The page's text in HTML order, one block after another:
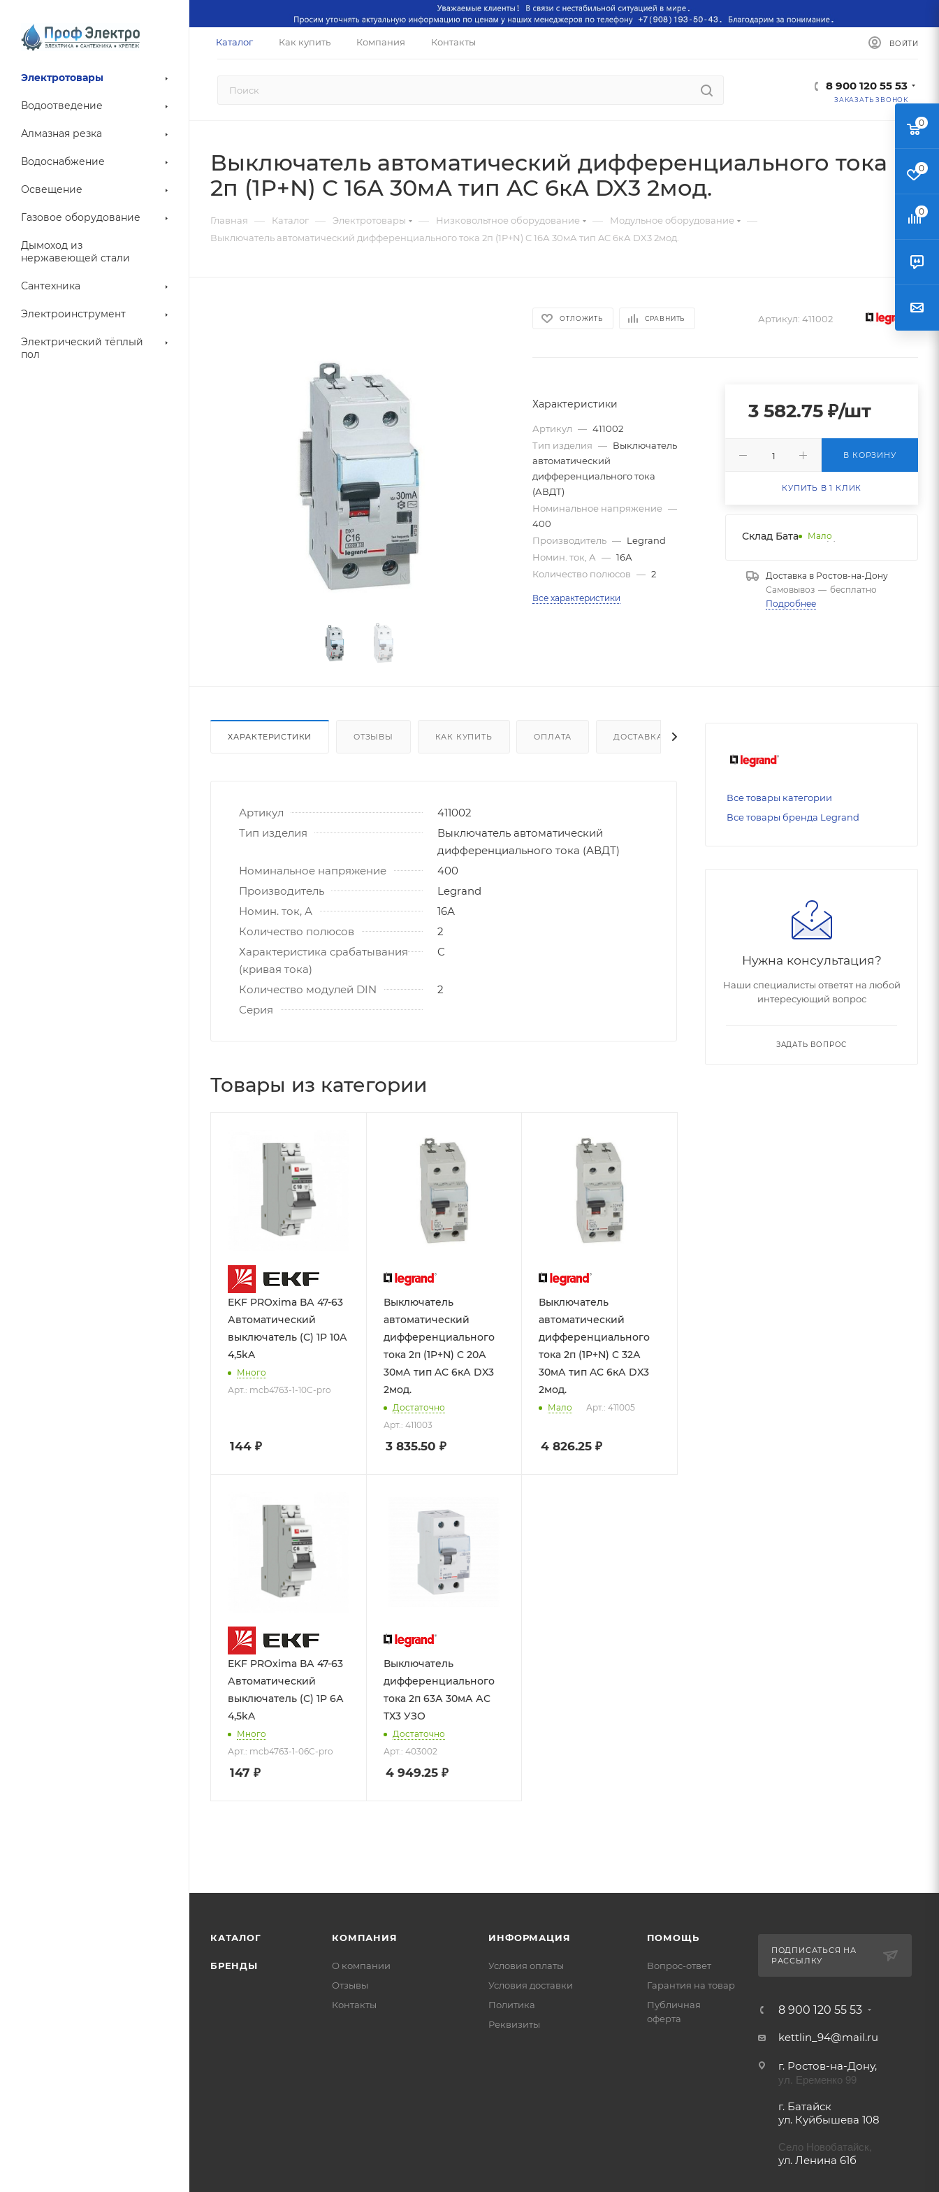
Каталог Как купить Компания Контакты ВОЙТИ
8 900 120 55 53
ЗАКАЗАТЬ ЗВОНОК
Электротовары
Водоотведение
Алмазная резка
Водоснабжение
Освещение
Газовое оборудование
Дымоход из
нержавеющей стали
Сантехника
Электроинструмент
Электрический тёплый
пол
Выключатель автоматический дифференциального тока
2п (1P+N) C 16А 30мА тип AC 6кА DX3 2мод.
Главная — Каталог — Электротовары — Низковольтное оборудование — Модульное оборудование —
Выключатель автоматический дифференциального тока 2п (1P+N) C 16А 30мА тип AC 6кА DX3 2мод.
ОТЛОЖИТЬ СРАВНИТЬ Артикул: 411002
Характеристики
Артикул — 411002
Тип изделия — Выключатель
автоматический
дифференциального тока
(АВДТ)
Номинальное напряжение —
400
Производитель — Legrand
Номин. ток, А — 16А
Количество полюсов — 2
Все характеристики
3 582.75 ₽/шт
В КОРЗИНУ
КУПИТЬ В 1 КЛИК
Склад Батайск НДС 1
Мало
Доставка в Ростов-на-Дону
Самовывоз — бесплатно
Подробнее
ХАРАКТЕРИСТИКИ ОТЗЫВЫ КАК КУПИТЬ ОПЛАТА ДОСТАВКА
Артикул
411002
Тип изделия
Выключатель автоматический
дифференциального тока (АВДТ)
Номинальное напряжение
400
Производитель
Legrand
Номин. ток, А
16А
Количество полюсов
2
Характеристика срабатывания
(кривая тока)
C
Количество модулей DIN
2
Серия
Товары из категории
EKF PROxima ВА 47-63
Автоматический
выключатель (С) 1P 10А
4,5kA
Много
Арт.: mcb4763-1-10C-pro
144 ₽
Выключатель
автоматический
дифференциального
тока 2п (1P+N) C 20А
30мА тип AC 6кА DX3
2мод.
Достаточно
Арт.: 411003
3 835.50 ₽
Выключатель
автоматический
дифференциального
тока 2п (1P+N) C 32А
30мА тип AC 6кА DX3
2мод.
Мало Арт.: 411005
4 826.25 ₽
EKF PROxima ВА 47-63
Автоматический
выключатель (С) 1P 6А
4,5kA
Много
Арт.: mcb4763-1-06C-pro
147 ₽
Выключатель
дифференциального
тока 2п 63А 30мА АС
ТХ3 УЗО
Достаточно
Арт.: 403002
4 949.25₽
Все товары категории
Все товары бренда Legrand
Нужна консультация?
Наши специалисты ответят на любой
интересующий вопрос
ЗАДАТЬ ВОПРОС
КАТАЛОГ
БРЕНДЫ
КОМПАНИЯ
О компании
Отзывы
Контакты
ИНФОРМАЦИЯ
Условия оплаты
Условия доставки
Политика
Реквизиты
ПОМОЩЬ
Вопрос-ответ
Гарантия на товар
Публичная
оферта
ПОДПИСАТЬСЯ НА
РАССЫЛКУ
8 900 120 55 53
kettlin_94@mail.ru
г. Ростов-на-Дону,
ул. Еременко 99
г. Батайск
ул. Куйбышева 108
Село Новобатайск,
ул. Ленина 61б
0
0
0